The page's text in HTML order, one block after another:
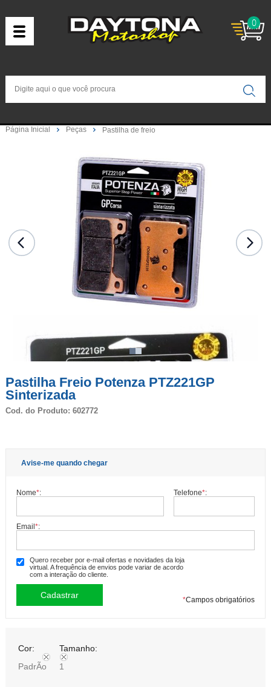
0
Página Inicial Peças Pastilha de freio
Pastilha Freio Potenza PTZ221GP
Sinterizada
Cod. do Produto: 602772
Avise-me quando chegar
Nome*: Telefone*:
Email*:
Quero receber por e-mail ofertas e novidades da loja
virtual. A frequência de envios pode variar de acordo
com a interação do cliente.
*Campos obrigatórios
Cor:
PadrÃo
Tamanho:
1